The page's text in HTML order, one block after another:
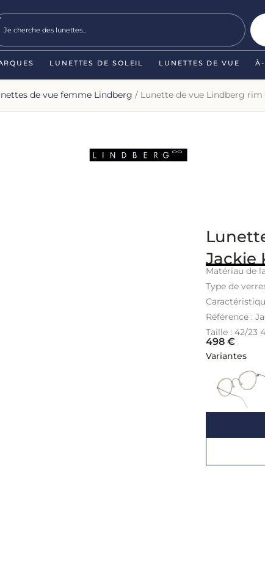
LUNETTES DE SOLEIL LUNETTES DE VUE
de vue femme Lindberg / Lunette de vue Lindberg rim
Jackie
Matériau de
Type de
Référence :
Taille : 42/23
498 €
Variantes